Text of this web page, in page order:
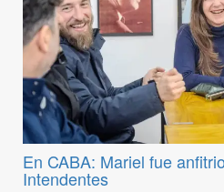
En CABA: Mariel fue
Intendentes